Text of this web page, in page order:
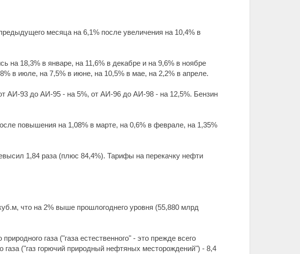
месяца на 6,1% после увеличения на 10,4% в
на 18,3% в январе, на 11,6% в декабре и на 9,6% в ноябре
в июле, на 7,5% в июне, на 10,5% в мае, на 2,2% в апреле.
АИ-93 до АИ-95 - на 5%, от АИ-96 до АИ-98 - на 12,5%. Бензин
повышения на 1,08% в марте, на 0,6% в феврале, на 1,35%
1,84 раза (плюс 84,4%). Тарифы на перекачку нефти
что на 2% выше прошлогоднего уровня (55,880 млрд
газа ("газа естественного" - это прежде всего
("газ горючий природный нефтяных месторождений") - 8,4